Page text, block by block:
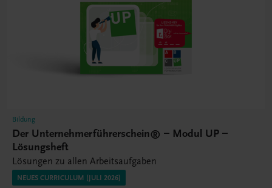
Bildung
Der Unternehmerführerschein® – Modul UP –
Lösungsheft
Lösungen zu allen Arbeitsaufgaben
NEUES CURRICULUM (JULI 2026)